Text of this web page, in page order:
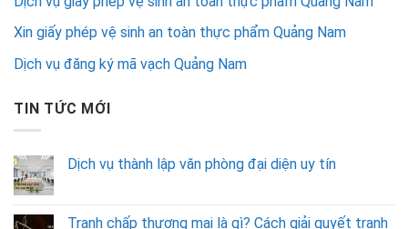
Xin giấy phép vệ sinh an toàn thực phẩm Quảng Nam
Dịch vụ đăng ký mã vạch Quảng Nam
TIN TỨC MỚI
Dịch vụ thành lập văn phòng đại diện uy tín
Tranh chấp thương mại là gì? Cách giải quyết tranh